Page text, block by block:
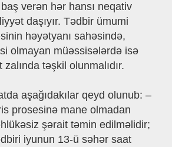
verən hər hansı neqativ
daşıyır. Tədbir ümumi
həyətyanı sahəsində,
olmayan müəssisələrdə isə
təşkil olunmalıdır.
aşağıdakılar qeyd olunub: –
prosesinə mane olmadan
şərait təmin edilməlidir;
iyunun 13-ü səhər saat